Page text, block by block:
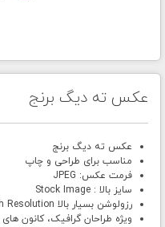
عکس ته دیگ برنج
عکس ته دیگ برنج
مناسب برای طراحی و چاپ
فرمت عکس: JPEG
سایز بالا : Stock Image
رزولوشن بسیار بالا High Resolution
ویژه طراحان گرافیک، کانون